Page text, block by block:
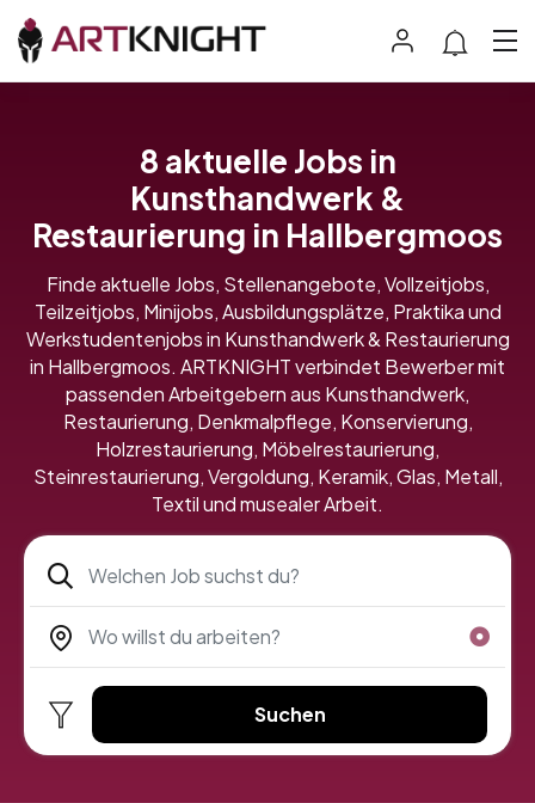
8 aktuelle Jobs in
Kunsthandwerk &
Restaurierung in Hallbergmoos
Finde aktuelle Jobs, Stellenangebote, Vollzeitjobs,
Teilzeitjobs, Minijobs, Ausbildungsplätze, Praktika und
Werkstudentenjobs in Kunsthandwerk & Restaurierung
in Hallbergmoos. ARTKNIGHT verbindet Bewerber mit
passenden Arbeitgebern aus Kunsthandwerk,
Restaurierung, Denkmalpflege, Konservierung,
Holzrestaurierung, Möbelrestaurierung,
Steinrestaurierung, Vergoldung, Keramik, Glas, Metall,
Textil und musealer Arbeit.
Suchen